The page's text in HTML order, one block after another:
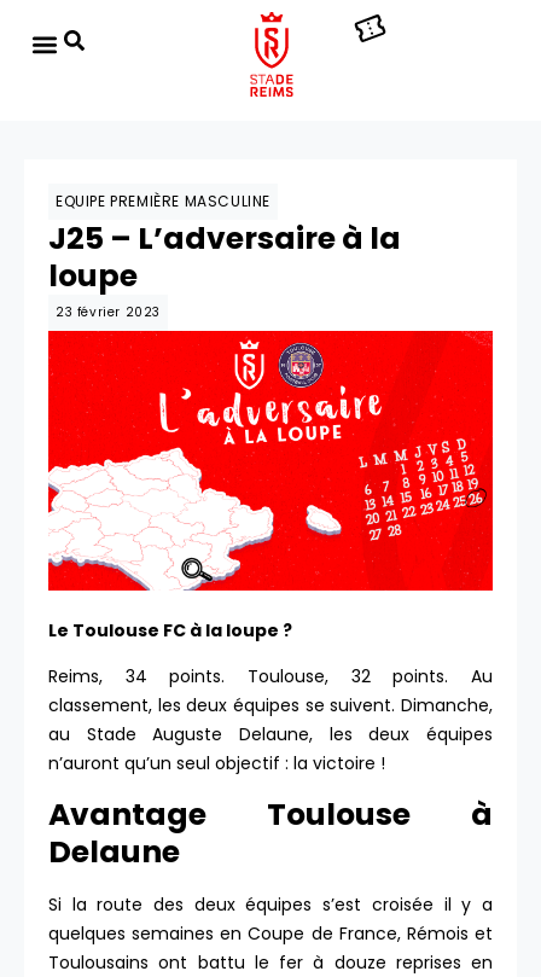
EQUIPE PREMIÈRE MASCULINE
J25 – L’adversaire à la
loupe
23 février 2023
Le Toulouse FC à la loupe ?
Reims, 34 points. Toulouse, 32 points. Au
classement, les deux équipes se suivent. Dimanche,
au Stade Auguste Delaune, les deux équipes
n’auront qu’un seul objectif : la victoire !
Avantage Toulouse à
Delaune
Si la route des deux équipes s’est croisée il y a
quelques semaines en Coupe de France, Rémois et
Toulousains ont battu le fer à douze reprises en